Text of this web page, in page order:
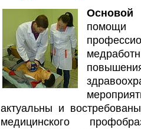
Основой
помощи
актуальны и
медицинского